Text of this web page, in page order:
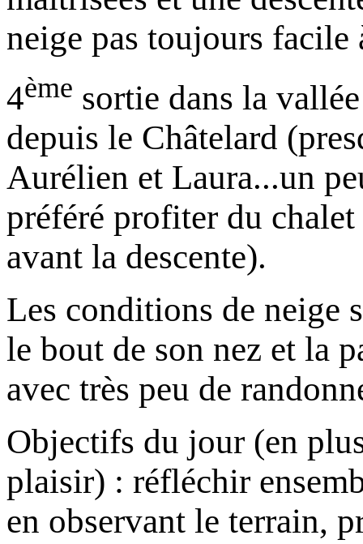
neige pas toujours facile
4ème sortie dans la
depuis le Châtelard
Aurélien et Laura...un
préféré profiter du
avant la descente).
Les conditions de neige
le bout de son nez et la
avec très peu de
Objectifs du jour (en
plaisir) : réfléchir
en observant le terrain,